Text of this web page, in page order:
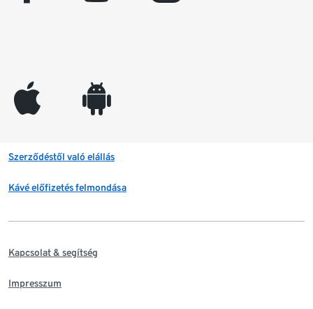
appleinc android
Szerződéstől való elállás
Kávé előfizetés felmondása
Kapcsolat & segítség
Impresszum